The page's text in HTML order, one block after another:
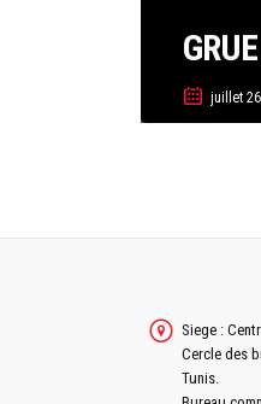
juillet
Siege :
Cercle des
Tunis.